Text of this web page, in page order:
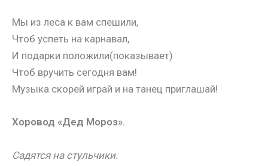
Мы из леса к вам спешили,
Чтоб успеть на карнавал,
И подарки положили(показывает)
Чтоб вручить сегодня вам!
Музыка скорей играй и на танец приглашай!
Хоровод «Дед Мороз».
Садятся на стульчики.